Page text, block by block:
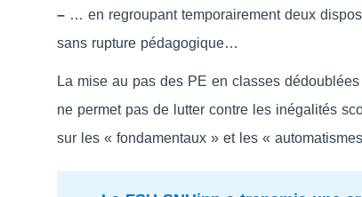
– … en regroupant temporairement deux
sans rupture pédagogique…
La mise au pas des PE en classes
ne permet pas de lutter contre les inégalités
sur les « fondamentaux » et les «